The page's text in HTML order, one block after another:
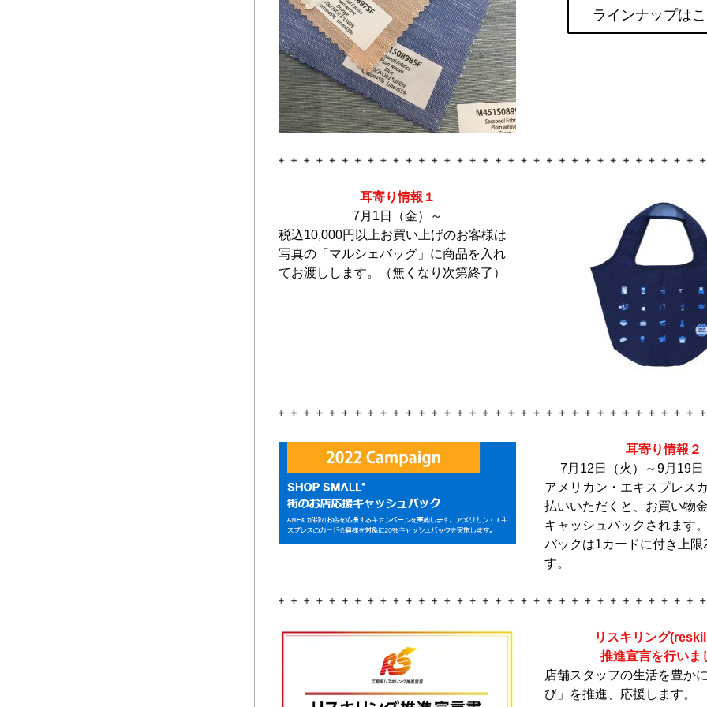
ラインナップは
耳寄り情報１
7月1日（金）～
税込10,000円以上お買い上げのお客様は
写真の「マルシェバッグ」に商品を入れ
てお渡しします。（無くなり次第終了）
耳寄り情報２
7月12日（火）～9月19日
アメリカン・エキスプレス
払いいただくと、お買い物
キャッシュバックされます
バックは1カードに付き上
す。
リスキリング
推進宣言を行いま
店舗スタッフの生活を豊か
び」を推進、応援します。